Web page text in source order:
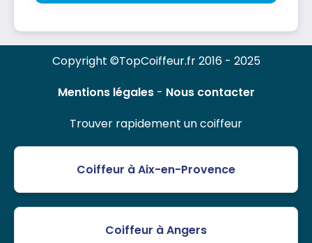
Copyright ©TopCoiffeur.fr 2016 - 2025
Mentions légales- Nous contacter
Trouver rapidement un coiffeur
Coiffeur à Aix-en-Provence
Coiffeur à Angers